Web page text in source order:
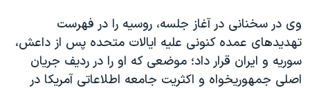
اسرائیل در جنگ
نرگس محمدی برنده جایزه نوبل صلح
همایش محافظه‌کاران آمریکا «سی‌پک»
وی در سخنانی در آغاز جلسه، روسیه را در فهرست
تهدیدهای عمده کنونی علیه ایالات متحده پس از داعش،
سوریه و ایران قرار داد؛ موضعی که او را در ردیف جریان
اصلی جمهوریخواه و اکثریت جامعه اطلاعاتی آمریکا در